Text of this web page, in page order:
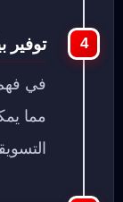
توفير
في فهم
مما